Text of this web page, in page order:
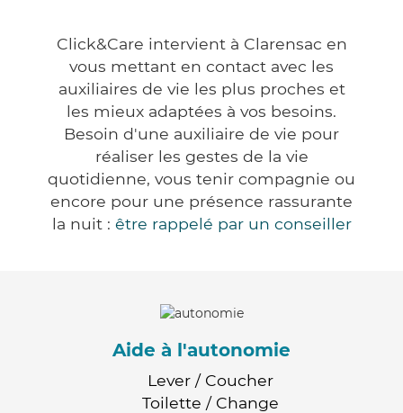
Click&Care intervient à Clarensac en
vous mettant en contact avec les
auxiliaires de vie les plus proches et
les mieux adaptées à vos besoins.
Besoin d'une auxiliaire de vie pour
réaliser les gestes de la vie
quotidienne, vous tenir compagnie ou
encore pour une présence rassurante
la nuit : être rappelé par un conseiller
Aide à l'autonomie
Lever / Coucher
Toilette / Change